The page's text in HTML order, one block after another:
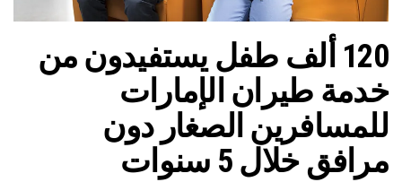
120 ألف طفل يستفيدون من
خدمة طيران الإمارات
للمسافرين الصغار دون
مرافق خلال 5 سنوات